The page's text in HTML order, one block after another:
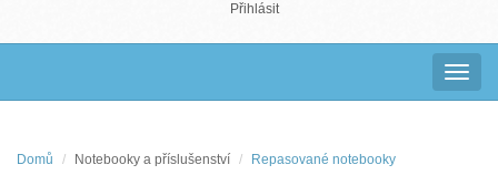
Přihlásit
Domů Notebooky a příslušenství
Repasované notebooky